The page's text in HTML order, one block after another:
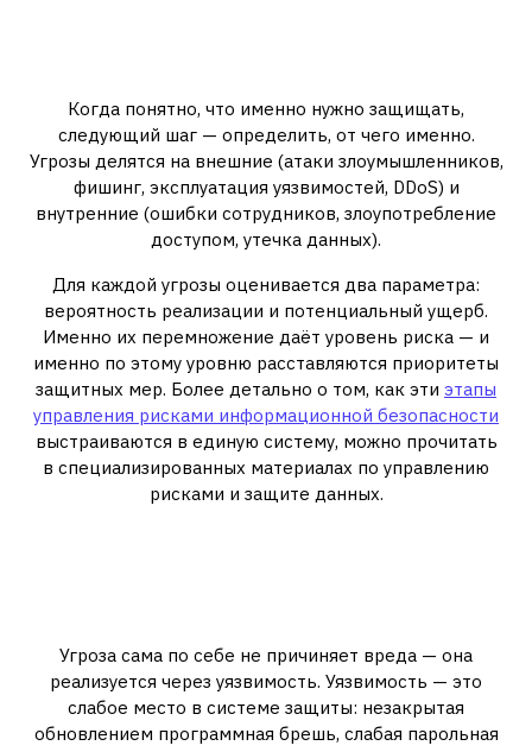
Когда понятно, что именно нужно защищать,
следующий шаг — определить, от чего именно.
Угрозы делятся на внешние (атаки злоумышленников,
фишинг, эксплуатация уязвимостей, DDoS) и
внутренние (ошибки сотрудников, злоупотребление
доступом, утечка данных).
Для каждой угрозы оценивается два параметра:
вероятность реализации и потенциальный ущерб.
Именно их перемножение даёт уровень риска — и
именно по этому уровню расставляются приоритеты
защитных мер. Более детально о том, как эти этапы
управления рисками информационной безопасности
выстраиваются в единую систему, можно прочитать
в специализированных материалах по управлению
рисками и защите данных.
Угроза сама по себе не причиняет вреда — она
реализуется через уязвимость. Уязвимость — это
слабое место в системе защиты: незакрытая
обновлением программная брешь, слабая парольная